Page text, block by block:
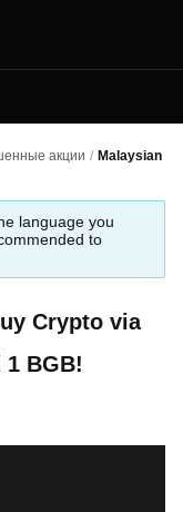
акции / Malaysian
language you
to
Crypto via
BGB!